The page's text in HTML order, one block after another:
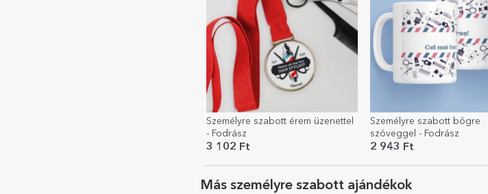
Személyre szabott érem üzenettel
- Fodrász
3 102 Ft
Személyre szabott bögre
szöveggel - Fodrász
2 943 Ft
Más személyre szabott ajándékok